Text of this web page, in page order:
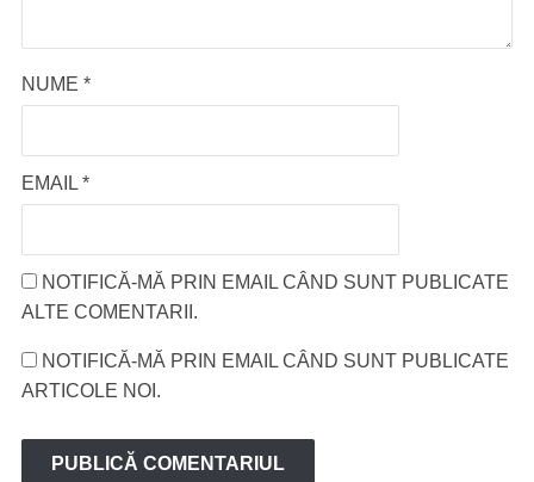
NUME *
EMAIL *
NOTIFICĂ-MĂ PRIN EMAIL CÂND SUNT PUBLICATE
ALTE COMENTARII.
NOTIFICĂ-MĂ PRIN EMAIL CÂND SUNT PUBLICATE
ARTICOLE NOI.